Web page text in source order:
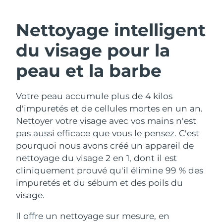
Nettoyage intelligent
du visage pour la
peau et la barbe
Votre peau accumule plus de 4 kilos
d'impuretés et de cellules mortes en un an.
Nettoyer votre visage avec vos mains n'est
pas aussi efficace que vous le pensez. C'est
pourquoi nous avons créé un appareil de
nettoyage du visage 2 en 1, dont il est
cliniquement prouvé qu'il élimine 99 % des
impuretés et du sébum et des poils du
visage.
Il offre un nettoyage sur mesure, en
Nettoyage du visage
LUNA™ 4 coffret
LUNA™ 4 Plus
Massage, LED heating
LUNA™ 4 Men
For men, anti-aging massage
Lifting
BEAR™ 2 coffret
BEAR™ 2 go
Microcurrent toning on-the-go
BEAR™ 2 eyes & lips
Microcurrent line smoothing device
Hydratation
UFO™ 3 coffret
Deep facial hydration
UFO™ 3 LED
Soin bucco-dentaire
issa™ 4
Hybrid silicone sonic toothbrush
issa™ 4 plus
FAQ™ TRAITEMENT ANTI-ÂGE
NEW
Bahreïn Livraison estimée 8/11/26
Livraison estimée
Bosnie-Herzégovine Livraison estimée8/13/26
Brunei Livraison estimée8/15/26
Bulgarie Livraison estimée
Canada Livraison estimée